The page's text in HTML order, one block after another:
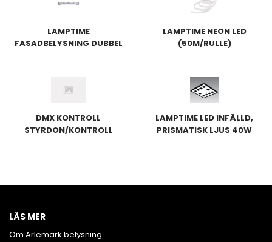
LAMPTIME
FASADBELYSNING DUBBEL
LAMPTIME NEON LED
(50M/RULLE)
DMX KONTROLL
STYRDON/KONTROLL
LAMPTIME LED INFÄLLD,
PRISMATISK LJUS 40W
LÄS MER
Om Arlemark belysning